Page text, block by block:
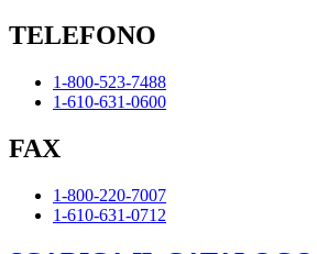
TELEFONO
1-800-523-7488
1-610-631-0600
FAX
1-800-220-7007
1-610-631-0712